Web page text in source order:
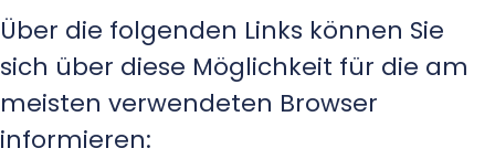
Über die folgenden Links können Sie
sich über diese Möglichkeit für die am
meisten verwendeten Browser
informieren: